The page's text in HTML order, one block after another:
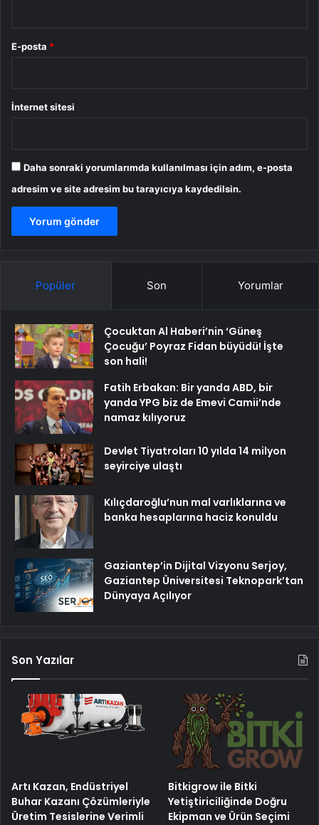
E-posta *
İnternet sitesi
Daha sonraki yorumlarımda kullanılması için adım, e-posta
adresim ve site adresim bu tarayıcıya kaydedilsin.
Popüler Son Yorumlar
Çocuktan Al Haberi’nin ‘Güneş
Çocuğu’ Poyraz Fidan büyüdü! İşte
son hali!
Fatih Erbakan: Bir yanda ABD, bir
yanda YPG biz de Emevi Camii’nde
namaz kılıyoruz
Devlet Tiyatroları 10 yılda 14 milyon
seyirciye ulaştı
Kılıçdaroğlu’nun mal varlıklarına ve
banka hesaplarına haciz konuldu
Gaziantep’in Dijital Vizyonu Serjoy,
Gaziantep Üniversitesi Teknopark’tan
Dünyaya Açılıyor
Son Yazılar
Artı Kazan, Endüstriyel
Buhar Kazanı Çözümleriyle
Üretim Tesislerine Verimli
Bitkigrow ile Bitki
Yetiştiriciliğinde Doğru
Ekipman ve Ürün Seçimi